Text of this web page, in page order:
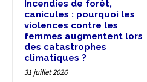
Incendies de forêt,
canicules : pourquoi les
violences contre les
femmes augmentent lors
des catastrophes
climatiques ?
31 juillet 2026